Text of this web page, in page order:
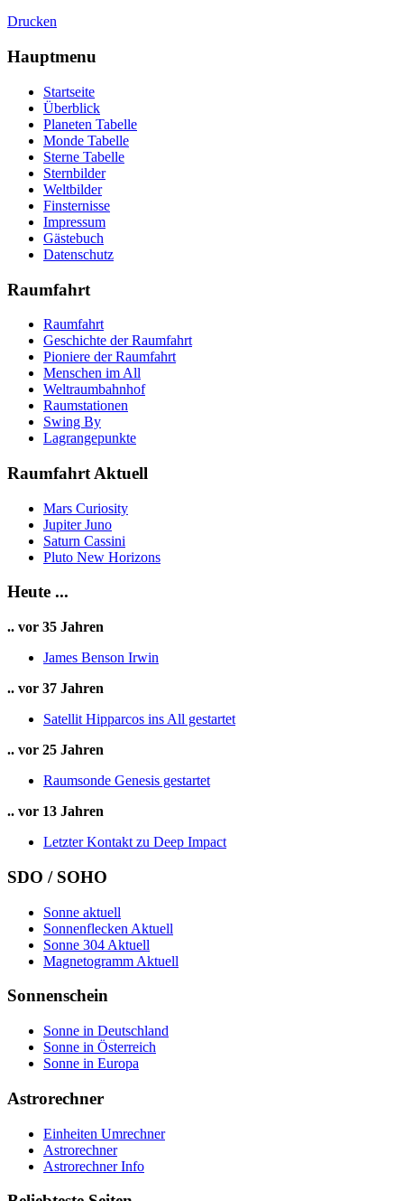
Drucken
Hauptmenu
Startseite
Überblick
Planeten Tabelle
Monde Tabelle
Sterne Tabelle
Sternbilder
Weltbilder
Finsternisse
Impressum
Gästebuch
Datenschutz
Raumfahrt
Raumfahrt
Geschichte der Raumfahrt
Pioniere der Raumfahrt
Menschen im All
Weltraumbahnhof
Raumstationen
Swing By
Lagrangepunkte
Raumfahrt Aktuell
Mars Curiosity
Jupiter Juno
Saturn Cassini
Pluto New Horizons
Heute ...
.. vor 35 Jahren
James Benson Irwin
.. vor 37 Jahren
Satellit Hipparcos ins All gestartet
.. vor 25 Jahren
Raumsonde Genesis gestartet
.. vor 13 Jahren
Letzter Kontakt zu Deep Impact
SDO / SOHO
Sonne aktuell
Sonnenflecken Aktuell
Sonne 304 Aktuell
Magnetogramm Aktuell
Sonnenschein
Sonne in Deutschland
Sonne in Österreich
Sonne in Europa
Astrorechner
Einheiten Umrechner
Astrorechner
Astrorechner Info